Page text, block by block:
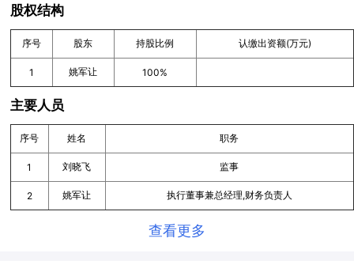
股权结构
序号 股东 持股比例 认缴出资额(万元)
1 姚军让 100%
主要人员
序号 姓名 职务
1 刘晓飞 监事
2 姚军让 执行董事兼总经理,财务负责人
查看更多